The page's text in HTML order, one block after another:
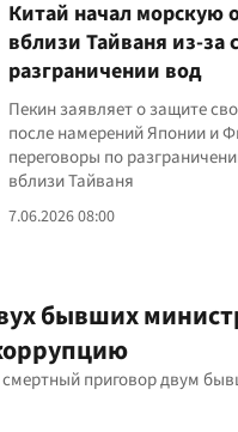
Китай начал морскую
вблизи Тайваня из-за
разграничении вод
Пекин заявляет о защите
после намерений Японии и
переговоры по
вблизи Тайваня
7.06.2026 08:00
бывших
приговор двум